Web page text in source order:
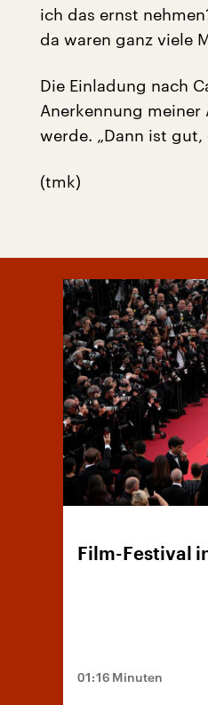
ich das ernst
da waren ganz viele
Die Einladung nach
Anerkennung meiner
werde. „Dann ist
(tmk)
Film-Festival
01:16 Minuten